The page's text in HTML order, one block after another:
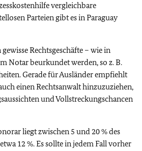
vergleichbare
Parteien gibt es in Paraguay
Rechtsgeschäfte – wie in
Notar beurkundet werden, so z. B.
Gerade für Ausländer empfiehlt
einen Rechtsanwalt hinzuzuziehen,
und Vollstreckungschancen
liegt zwischen 5 und 20 % des
12 %. Es sollte in jedem Fall vorher